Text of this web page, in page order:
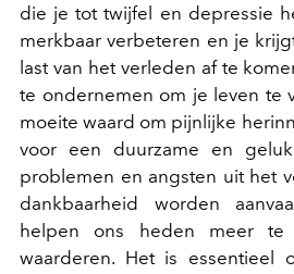
die je tot twijfel en depressie
merkbaar verbeteren en je
last van het verleden af te
te ondernemen om je leven te
moeite waard om pijnlijke
voor een duurzame en
problemen en angsten uit het
dankbaarheid worden
helpen ons heden meer te
waarderen. Het is essentieel